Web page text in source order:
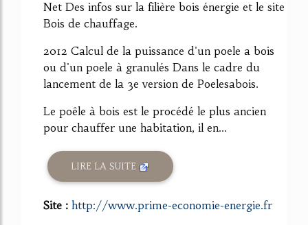
Net Des infos sur la filière bois énergie et le site
Bois de chauffage.
2012 Calcul de la puissance d'un poele a bois
ou d'un poele à granulés Dans le cadre du
lancement de la 3e version de Poelesabois.
Le poêle à bois est le procédé le plus ancien
pour chauffer une habitation, il en...
LIRE LA SUITE
Site : http://www.prime-economie-energie.fr